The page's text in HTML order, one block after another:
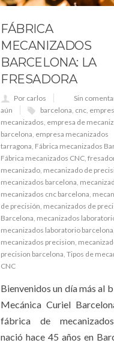
FÁBRICA
MECANIZADOS
BARCELONA: LA
FRESADORA
Por carlos
Sin
aún
barcelona, cnc,
mecanizados, empresa de
barcelona, empresa mecanizados
tarragona, Fábrica mecanizados
Fábrica mecanizados CNC,
mecanizado, mecanizado de
mecanizados barcelona,
mecanizados cnc barcelona,
de precisión, mecanizados de
Barcelona, mecanizados
mecanizados laboratorio barcelona,
mecanizados precision,
precision barcelona, Tipos de
CNC
Bienvenidos un día más al
Mecánica Curiel
fábrica de
nació hace 45 años en